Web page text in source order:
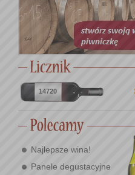
14720
Najlepsze wina!
Panele degustacyjne